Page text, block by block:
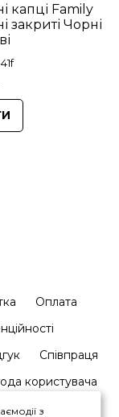
капці Family
закриті Чорні
Оплата
Співпраця
користувача
з